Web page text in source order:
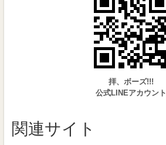
拝、ボーズ!!!
公式LINEアカウント
関連サイト